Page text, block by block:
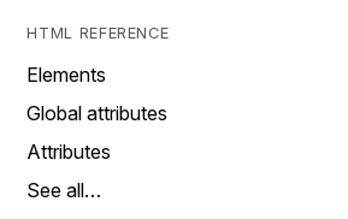
HTML REFERENCE
Elements
Global attributes
Attributes
See all…